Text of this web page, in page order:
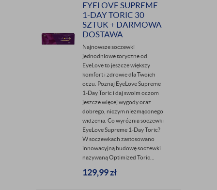
EYELOVE SUPREME
1-DAY TORIC 30
SZTUK + DARMOWA
DOSTAWA
Najnowsze soczewki
jednodniowe toryczne od
EyeLove to jeszcze większy
komfort i zdrowie dla Twoich
oczu. Poznaj EyeLove Supreme
1-Day Toric i daj swoim oczom
jeszcze więcej wygody oraz
dobrego, niczym niezmąconego
widzenia. Co wyróżnia soczewki
EyeLove Supreme 1-Day Toric?
W soczewkach zastosowano
innowacyjną budowę soczewki
nazywaną Optimized Toric...
129,99zł